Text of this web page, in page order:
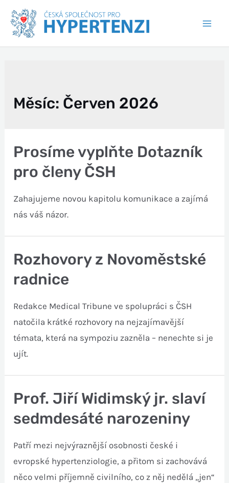
Měsíc: Červen 2026
Prosíme vyplňte Dotazník
pro členy ČSH
Zahajujeme novou kapitolu komunikace a zajímá
nás váš názor.
Rozhovory z Novoměstské
radnice
Redakce Medical Tribune ve spolupráci s ČSH
natočila krátké rozhovory na nejzajímavější
témata, která na sympoziu zazněla – nenechte si je
ujít.
Prof. Jiří Widimský jr. slaví
sedmdesáté narozeniny
Patří mezi nejvýraznější osobnosti české i
evropské hypertenziologie, a přitom si zachovává
něco velmi příjemně civilního, co z něj nedělá „jen“